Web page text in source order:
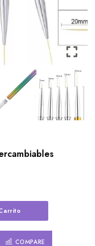
COMPARE